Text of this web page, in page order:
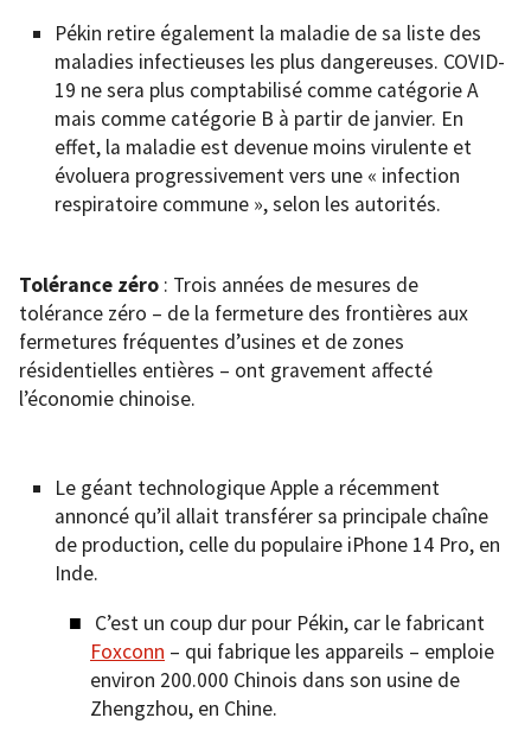
Pékin retire également la maladie de sa liste des
maladies infectieuses les plus dangereuses. COVID-
19 ne sera plus comptabilisé comme catégorie A
mais comme catégorie B à partir de janvier. En
effet, la maladie est devenue moins virulente et
évoluera progressivement vers une « infection
respiratoire commune », selon les autorités.
Tolérance zéro : Trois années de mesures de
tolérance zéro – de la fermeture des frontières aux
fermetures fréquentes d’usines et de zones
résidentielles entières – ont gravement affecté
l’économie chinoise.
Le géant technologique Apple a récemment
annoncé qu’il allait transférer sa principale chaîne
de production, celle du populaire iPhone 14 Pro, en
Inde.
C’est un coup dur pour Pékin, car le fabricant
Foxconn – qui fabrique les appareils – emploie
environ 200.000 Chinois dans son usine de
Zhengzhou, en Chine.